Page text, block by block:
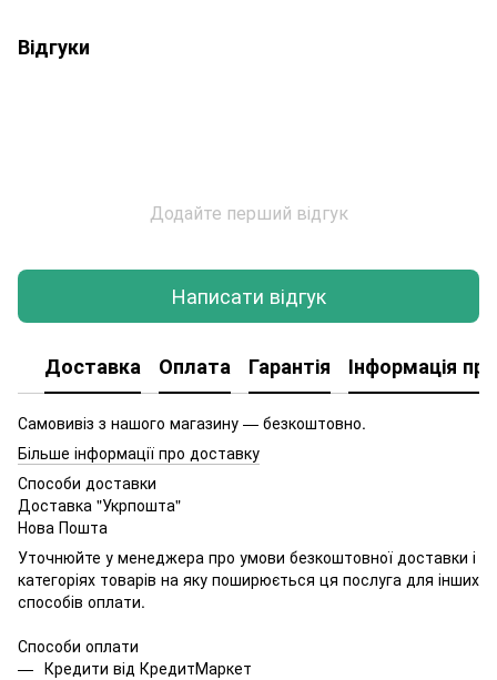
Відгуки
Додайте перший відгук
Написати відгук
Доставка Оплата Гарантія Інформація
Самовивіз з нашого магазину — безкоштовно.
Більше інформації про доставку
Способи доставки
Доставка "Укрпошта"
Нова Пошта
Уточнюйте у менеджера про умови безкоштовної доставки і
категоріях товарів на яку поширюється ця послуга для інших
способів оплати.
Способи оплати
Кредити від КредитМаркет